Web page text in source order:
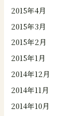
2015年4月
2015年3月
2015年2月
2015年1月
2014年12月
2014年11月
2014年10月